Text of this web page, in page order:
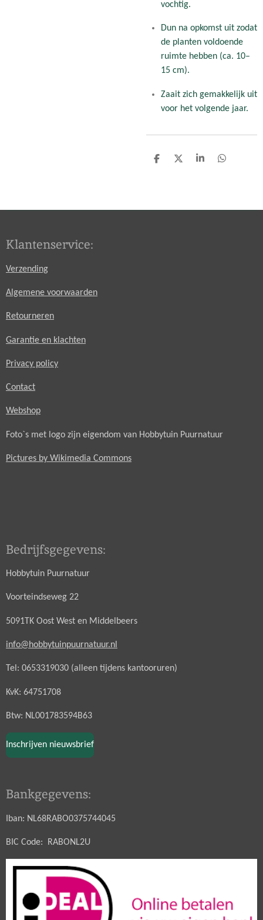
vochtig.
Dun na opkomst uit zodat
de planten voldoende
ruimte hebben (ca. 10–
15 cm).
Zaait zich gemakkelijk uit
voor het volgende jaar.
D
D
S
D
Klantenservice:
Verzending
Algemene voorwaarden
Retourneren
Garantie en klachten
Privacy policy
Contact
Webshop
Foto`s met logo zijn eigendom van Hobbytuin Puurnatuur
Pictures by Wikimedia Commons
Bedrijfsgegevens:
Hobbytuin Puurnatuur
Voorteindseweg 22
5091TK Oost West en Middelbeers
info@hobbytuinpuurnatuur.nl
Tel: 0653319030 (alleen tijdens kantooruren)
KvK: 64751708
Btw: NL001783594B63
Inschrijven nieuwsbrief
Bankgegevens:
Iban: NL68RABO0375744045
BIC Code: RABONL2U